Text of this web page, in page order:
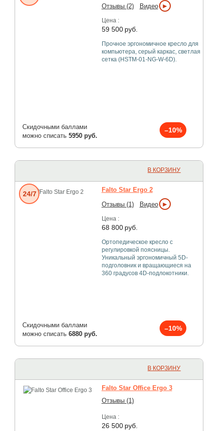
Отзывы (2)
Видео ►
Цена :
59 500 руб.
Прочное эргономичное кресло для
компьютера, серый каркас, светлая
сетка (HSTM-01-NG-W-6D).
Скидочными баллами
можно списать 5950 руб.
–10%
В КОРЗИНУ
Falto Star Ergo 2
Отзывы (1)
Видео ►
Цена :
68 800 руб.
Ортопедическое кресло с
регулировкой поясницы.
Уникальный эргономичный 5D-
подголовник и вращающиеся на
360 градусов 4D-подлокотники.
Скидочными баллами
можно списать 6880 руб.
–10%
24/7
В КОРЗИНУ
Falto Star Office Ergo 3
Отзывы (1)
Цена :
26 500 руб.